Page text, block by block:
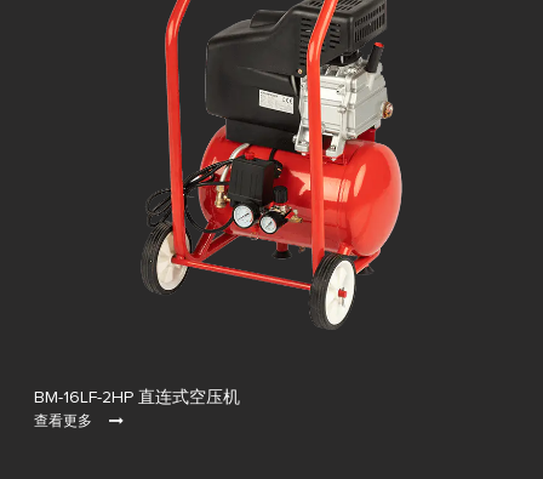
BM-16LF-2HP 直连式空压机
查看更多